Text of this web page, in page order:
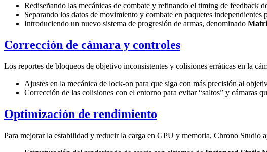
Rediseñando las mecánicas de combate y refinando el timing de feedback
Separando los datos de movimiento y combate en paquetes
Introduciendo un nuevo sistema de progresión de armas, denominado
Corrección de cámara y controles
Los reportes de bloqueos de objetivo inconsistentes y colisiones erráticas en la
Ajustes en la mecánica de lock-on para que siga con más precisión al
Corrección de las colisiones con el entorno para evitar “saltos” y cámaras
Optimización de rendimiento
Para mejorar la estabilidad y reducir la carga en GPU y memoria, Chrono Studio